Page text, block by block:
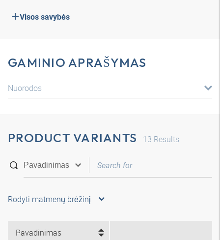
Visos savybės
GAMINIO APRAŠYMAS
Nuorodos
PRODUCT VARIANTS 13 Results
Rodyti matmenų brėžinį
Pavadinimas